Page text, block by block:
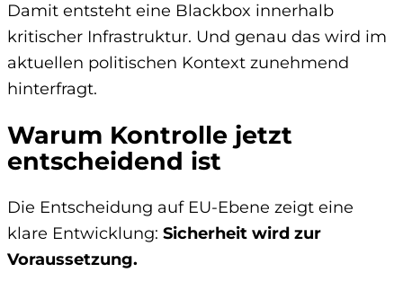
Damit entsteht eine Blackbox innerhalb
kritischer Infrastruktur. Und genau das wird im
aktuellen politischen Kontext zunehmend
hinterfragt.
Warum Kontrolle jetzt
entscheidend ist
Die Entscheidung auf EU-Ebene zeigt eine
klare Entwicklung: Sicherheit wird zur
Voraussetzung.